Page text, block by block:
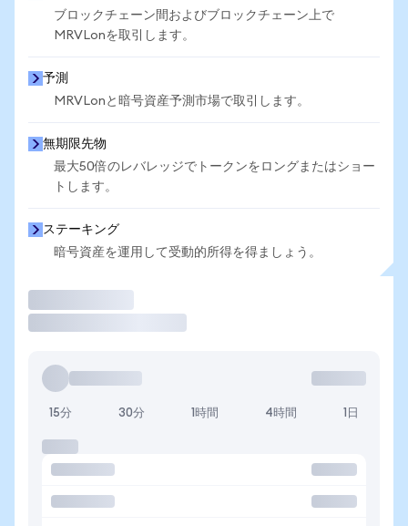
ブロックチェーン間およびブロックチェーン上で
MRVLonを取引します。
予測
MRVLonと暗号資産予測市場で取引します。
無期限先物
最大50倍のレバレッジでトークンをロングまたはショー
トします。
ステーキング
暗号資産を運用して受動的所得を得ましょう。
15分 30分 1時間 4時間 1日